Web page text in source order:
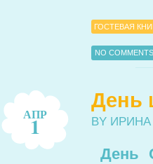
ГОСТЕВАЯ
NO
АПР
1
День
BY
День